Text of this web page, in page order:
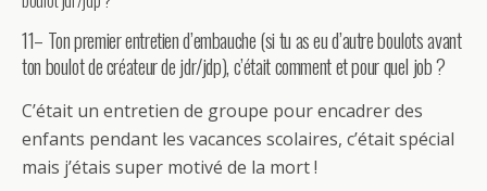
11– Ton premier entretien d’embauche (si tu as eu d’autre boulots avant
ton boulot de créateur de jdr/jdp), c’était comment et pour quel job ?
C’était un entretien de groupe pour encadrer des
enfants pendant les vacances scolaires, c’était spécial
mais j’étais super motivé de la mort !